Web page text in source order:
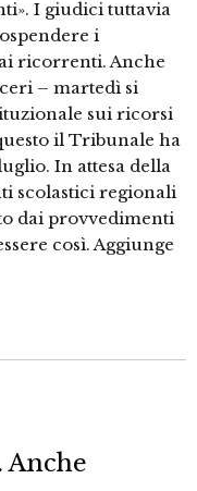
I giudici tuttavia
i
ricorrenti. Anche
– martedì si
sui ricorsi
il Tribunale ha
In attesa della
scolastici regionali
dai provvedimenti
così. Aggiunge